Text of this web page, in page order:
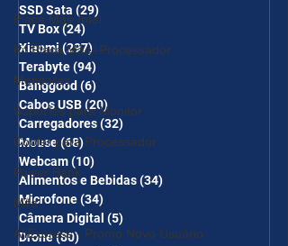
Placa Mãe Intel
Kit Placa Mãe+Processador
Monitores
Suportes para Monitor
Cooler para Processador
Power Bank
Mifa
AliExpress - Promo Novo Usuário
SSD Sata (29)
TV Box(24)
Xiaomi(297)297 posts
Terabyte(94)
Banggood (6)
Cabos USB(20)20 posts
Carregadores(32)
Mouse(68)68 posts
Webcam(10)
Alimentos e Bebidas(34)
Microfone(34)
Câmera Digital (5)
Drone(80)80 posts